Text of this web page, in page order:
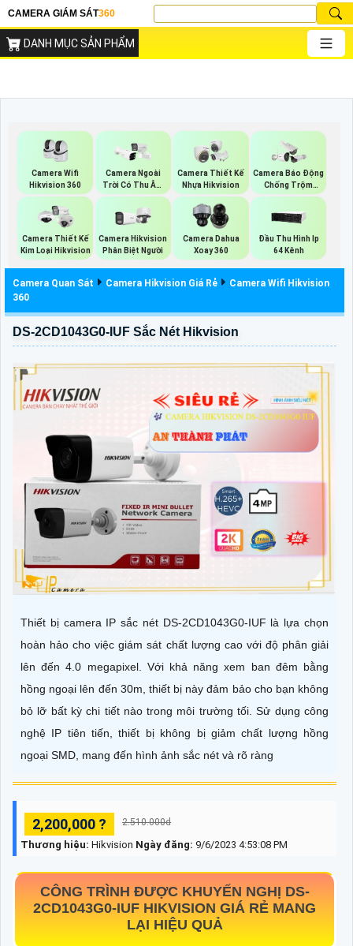
CAMERA GIÁM SÁT360
DANH MỤC SẢN PHẨM
Camera Wifi
Hikvision 360
Camera Ngoài
Trời Có Thu Âm
Hik
Camera Thiết Kế
Nhựa Hikvision
Camera Báo Động
Chống Trộm
Hikvision
Camera Thiết Kế
Kim Loại Hikvision
Camera Hikvision
Phân Biệt Người
Camera Dahua
Xoay 360
Đầu Thu Hình Ip
64 Kênh
Camera Quan Sát Camera Hikvision Giá Rẻ
Camera Wifi Hikvision
360
DS-2CD1043G0-IUF Sắc Nét Hikvision
Thiết bị camera IP sắc nét DS-2CD1043G0-IUF là lựa chọn
hoàn hảo cho việc giám sát chất lượng cao với độ phân giải
lên đến 4.0 megapixel. Với khả năng xem ban đêm bằng
hồng ngoại lên đến 30m, thiết bị này đảm bảo cho bạn không
bỏ lỡ bất kỳ chi tiết nào trong môi trường tối. Sử dụng công
nghệ IP tiên tiến, thiết bị không bị giảm chất lượng hồng
ngoại SMD, mang đến hình ảnh sắc nét và rõ ràng
2,200,000 ? 2.510.000d
Thương hiệu: Hikvision Ngày đăng: 9/6/2023 4:53:08 PM
CÔNG TRÌNH ĐƯỢC KHUYẾN NGHỊ DS-
2CD1043G0-IUF HIKVISION GIÁ RẺ MANG
LẠI HIỆU QUẢ